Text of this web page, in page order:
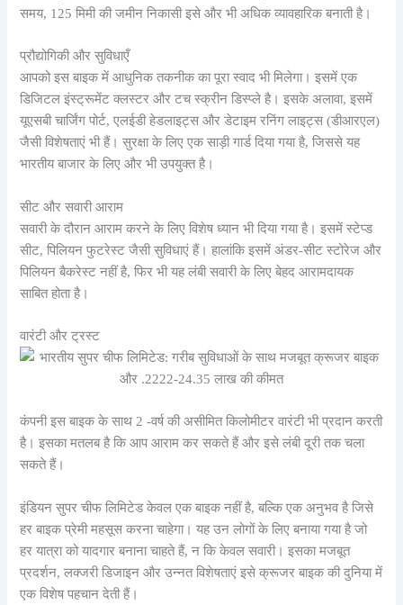
समय, 125 मिमी की जमीन निकासी इसे और भी अधिक व्यावहारिक बनाती है।
प्रौद्योगिकी और सुविधाएँ
आपको इस बाइक में आधुनिक तकनीक का पूरा स्वाद भी मिलेगा। इसमें एक
डिजिटल इंस्ट्रूमेंट क्लस्टर और टच स्क्रीन डिस्प्ले है। इसके अलावा, इसमें
यूएसबी चार्जिंग पोर्ट, एलईडी हेडलाइट्स और डेटाइम रनिंग लाइट्स (डीआरएल)
जैसी विशेषताएं भी हैं। सुरक्षा के लिए एक साड़ी गार्ड दिया गया है, जिससे यह
भारतीय बाजार के लिए और भी उपयुक्त है।
सीट और सवारी आराम
सवारी के दौरान आराम करने के लिए विशेष ध्यान भी दिया गया है। इसमें स्टेप्ड
सीट, पिलियन फुटरेस्ट जैसी सुविधाएं हैं। हालांकि इसमें अंडर-सीट स्टोरेज और
पिलियन बैकरेस्ट नहीं है, फिर भी यह लंबी सवारी के लिए बेहद आरामदायक
साबित होता है।
वारंटी और ट्रस्ट
कंपनी इस बाइक के साथ 2 -वर्ष की असीमित किलोमीटर वारंटी भी प्रदान करती
है। इसका मतलब है कि आप आराम कर सकते हैं और इसे लंबी दूरी तक चला
सकते हैं।
इंडियन सुपर चीफ लिमिटेड केवल एक बाइक नहीं है, बल्कि एक अनुभव है जिसे
हर बाइक प्रेमी महसूस करना चाहेगा। यह उन लोगों के लिए बनाया गया है जो
हर यात्रा को यादगार बनाना चाहते हैं, न कि केवल सवारी। इसका मजबूत
प्रदर्शन, लक्जरी डिजाइन और उन्नत विशेषताएं इसे क्रूजर बाइक की दुनिया में
एक विशेष पहचान देती हैं।